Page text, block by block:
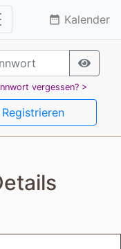
date_range Kalender
vergessen? >
Registrieren